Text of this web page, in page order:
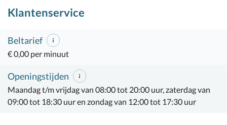
Klantenservice
Beltarief
€ 0,00 per minuut
Openingstijden
Maandag t/m vrijdag van 08:00 tot 20:00 uur, zaterdag van
09:00 tot 18:30 uur en zondag van 12:00 tot 17:30 uur